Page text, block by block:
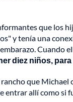
que los
y tenía una
Cuando
diez niños,
que
entrar allí como si